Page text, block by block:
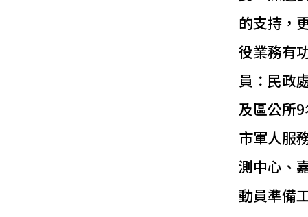
的支持，
役業務有
員：民政
及區公所
市軍人服
測中心、
動員準備